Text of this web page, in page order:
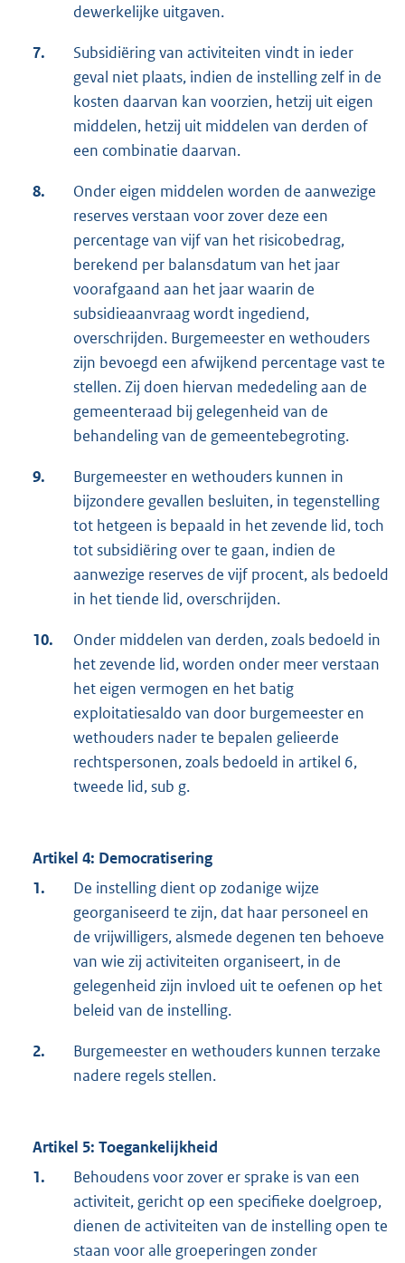
dewerkelijke uitgaven.
7.
Subsidiëring van activiteiten vindt in ieder
geval niet plaats, indien de instelling zelf in de
kosten daarvan kan voorzien, hetzij uit eigen
middelen, hetzij uit middelen van derden of
een combinatie daarvan.
8.
Onder eigen middelen worden de aanwezige
reserves verstaan voor zover deze een
percentage van vijf van het risicobedrag,
berekend per balansdatum van het jaar
voorafgaand aan het jaar waarin de
subsidieaanvraag wordt ingediend,
overschrijden. Burgemeester en wethouders
zijn bevoegd een afwijkend percentage vast te
stellen. Zij doen hiervan mededeling aan de
gemeenteraad bij gelegenheid van de
behandeling van de gemeentebegroting.
9.
Burgemeester en wethouders kunnen in
bijzondere gevallen besluiten, in tegenstelling
tot hetgeen is bepaald in het zevende lid, toch
tot subsidiëring over te gaan, indien de
aanwezige reserves de vijf procent, als bedoeld
in het tiende lid, overschrijden.
10.
Onder middelen van derden, zoals bedoeld in
het zevende lid, worden onder meer verstaan
het eigen vermogen en het batig
exploitatiesaldo van door burgemeester en
wethouders nader te bepalen gelieerde
rechtspersonen, zoals bedoeld in artikel 6,
tweede lid, sub g.
Artikel 4: Democratisering
1.
De instelling dient op zodanige wijze
georganiseerd te zijn, dat haar personeel en
de vrijwilligers, alsmede degenen ten behoeve
van wie zij activiteiten organiseert, in de
gelegenheid zijn invloed uit te oefenen op het
beleid van de instelling.
2.
Burgemeester en wethouders kunnen terzake
nadere regels stellen.
Artikel 5: Toegankelijkheid
1.
Behoudens voor zover er sprake is van een
activiteit, gericht op een specifieke doelgroep,
dienen de activiteiten van de instelling open te
staan voor alle groeperingen zonder